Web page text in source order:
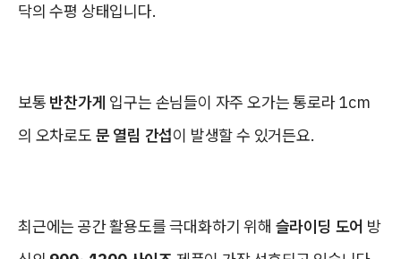
닥의 수평 상태입니다.
보통 반찬가게 입구는 손님들이 자주 오가는 통로라 1cm
의 오차로도 문 열림 간섭이 발생할 수 있거든요.
최근에는 공간 활용도를 극대화하기 위해 슬라이딩 도어 방